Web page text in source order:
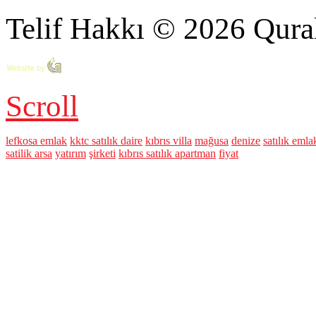
Telif Hakkı © 2026
Scroll
lefkosa emlak kktc satılık daire kıbrıs villa mağusa denize satılık
satilik arsa yatırım şirketi kıbrıs satılık apartman fiyat